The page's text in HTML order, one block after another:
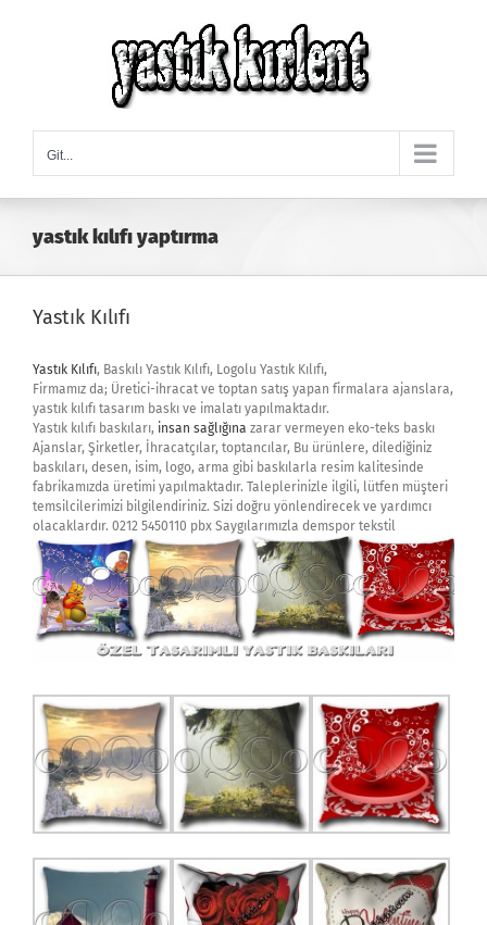
Git...
yastık kılıfı yaptırma
Yastık Kılıfı
Yastık Kılıfı, Baskılı Yastık Kılıfı, Logolu Yastık Kılıfı,
Firmamız da; Üretici-ihracat ve toptan satış yapan firmalara ajanslara,
yastık kılıfı tasarım baskı ve imalatı yapılmaktadır.
Yastık kılıfı baskıları, insan sağlığına zarar vermeyen eko-teks baskı
Ajanslar, Şirketler, İhracatçılar, toptancılar, Bu ürünlere, dilediğiniz
baskıları, desen, isim, logo, arma gibi baskılarla resim kalitesinde
fabrikamızda üretimi yapılmaktadır. Taleplerinizle ilgili, lütfen müşteri
temsilcilerimizi bilgilendiriniz. Sizi doğru yönlendirecek ve yardımcı
olacaklardır. 0212 5450110 pbx Saygılarımızla demspor tekstil